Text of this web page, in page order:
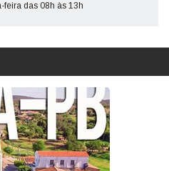
feira das 08h às 13h